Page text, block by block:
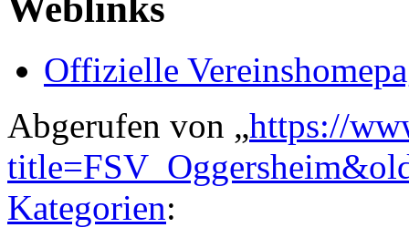
Weblinks
Offizielle
Abgerufen von „https://
Kategorien: